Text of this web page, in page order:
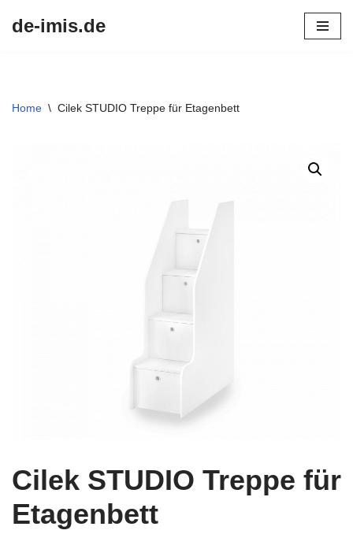
de-imis.de
Home \ Cilek STUDIO Treppe für Etagenbett
Cilek STUDIO Treppe für
Etagenbett